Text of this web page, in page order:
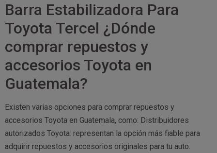
Barra Estabilizadora Para
Toyota Tercel ¿Dónde
comprar repuestos y
accesorios Toyota en
Guatemala?
Existen varias opciones para comprar repuestos y
accesorios Toyota en Guatemala, como: Distribuidores
autorizados Toyota: representan la opción más fiable para
adquirir repuestos y accesorios originales para tu auto.